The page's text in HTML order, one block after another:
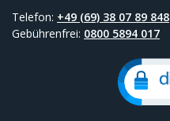
Telefon: +49 (69) 38 07 89 848
Gebührenfrei: 0800 5894 017